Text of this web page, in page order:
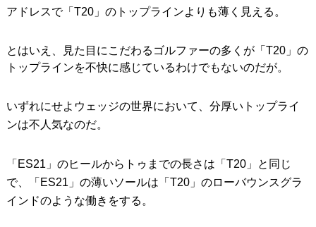
アドレスで「T20」のトップラインよりも薄く見える。
とはいえ、見た目にこだわるゴルファーの多くが「T20」の
トップラインを不快に感じているわけでもないのだが。
いずれにせよウェッジの世界において、分厚いトップライ
ンは不人気なのだ。
「ES21」のヒールからトゥまでの長さは「T20」と同じ
で、「ES21」の薄いソールは「T20」のローバウンスグラ
インドのような働きをする。